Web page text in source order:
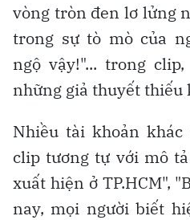
vòng tròn đen lơ lửng
trong sự tò mò của
ngộ vậy!"... trong
những giả thuyết thiếu
Nhiều tài khoản
clip tương tự với mô
xuất hiện ở TP.HCM",
nay, mọi người biết